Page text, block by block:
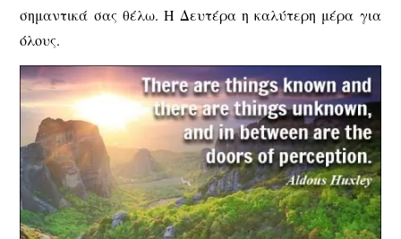
σημαντικά σας θέλω. Η Δευτέρα η καλύτερη μέρα για
όλους.